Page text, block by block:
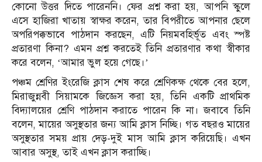
কোনো উত্তর দিতে পারেননি। ফের প্রশ্ন করা হয়, আপনি স্কুলে
এসে হাজিরা খাতায় স্বাক্ষর করেন, তার বিপরীতে আপনার ছেলে
অপরিপক্কভাবে পাঠদান করছেন, এটি নিয়মবহির্ভূত এবং স্পষ্ট
প্রতারণা কিনা? এমন প্রশ্ন করতেই তিনি প্রতারণার কথা স্বীকার
করে বলেন, ‘আমার ভুল হয়ে গেছে।’
পঞ্চম শ্রেণির ইংরেজি ক্লাস শেষ করে শ্রেণিকক্ষ থেকে বের হলে,
মিরাজুন্নবী সিয়ামকে জিজ্ঞেস করা হয়, তিনি একটি প্রাথমিক
বিদ্যালয়ের শ্রেণি পাঠদান করাতে পারেন কি না। জবাবে তিনি
বলেন, মায়ের অসুস্থতার জন্য আমি ক্লাস নিচ্ছি। গত বছরও মায়ের
অসুস্থতার সময় প্রায় দেড়-দুই মাস আমি ক্লাস করিয়েছি। এখন
আবার অসুস্থ, তাই এখন ক্লাস করাচ্ছি।